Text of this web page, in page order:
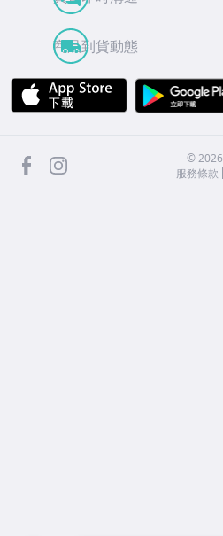
商品到貨動態
APP Store
facebook ©2026
服務條款